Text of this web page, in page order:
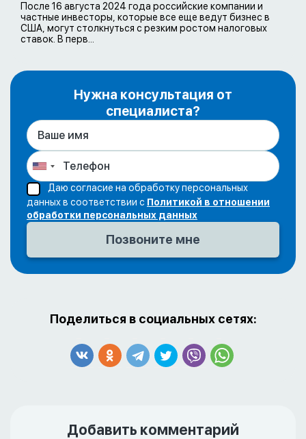
После 16 августа 2024 года российские компании и
частные инвесторы, которые все еще ведут бизнес в
США, могут столкнуться с резким ростом налоговых
ставок. В перв...
Нужна консультация от
специалиста?
Даю согласие на обработку персональных
данных в соответствии с Политикой в отношении
обработки персональных данных
Поделиться в социальных сетях:
Добавить комментарий